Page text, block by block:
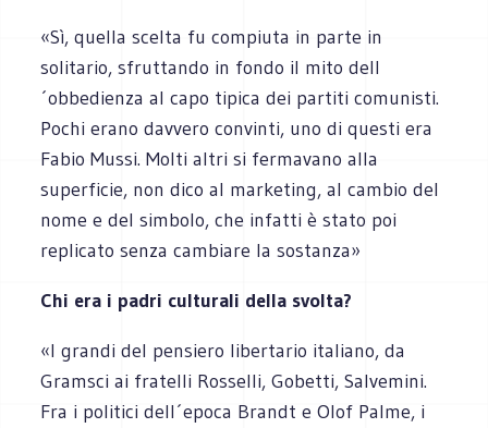
«Sì, quella scelta fu compiuta in parte in
solitario, sfruttando in fondo il mito dell
´obbedienza al capo tipica dei partiti comunisti.
Pochi erano davvero convinti, uno di questi era
Fabio Mussi. Molti altri si fermavano alla
superficie, non dico al marketing, al cambio del
nome e del simbolo, che infatti è stato poi
replicato senza cambiare la sostanza»
Chi era i padri culturali della svolta?
«I grandi del pensiero libertario italiano, da
Gramsci ai fratelli Rosselli, Gobetti, Salvemini.
Fra i politici dell´epoca Brandt e Olof Palme, i